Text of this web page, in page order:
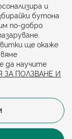
и
бутона
по-добро
ще окаже
да научите
ПОЛЗВАНЕ И